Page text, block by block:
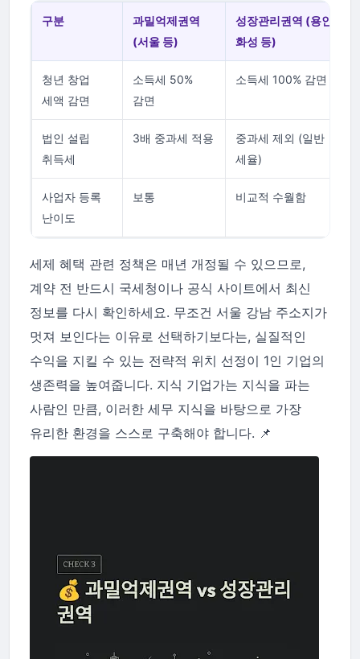
구분
과밀억제권역
(서울 등)
성장관리권역 (용인,
화성 등)
청년 창업
세액 감면
소득세 50%
감면
소득세 100% 감면
법인 설립
취득세
3배 중과세 적용
중과세 제외 (일반
세율)
사업자 등록
난이도
보통 비교적 수월함
세제 혜택 관련 정책은 매년 개정될 수 있으므로,
계약 전 반드시 국세청이나 공식 사이트에서 최신
정보를 다시 확인하세요. 무조건 서울 강남 주소지가
멋져 보인다는 이유로 선택하기보다는, 실질적인
수익을 지킬 수 있는 전략적 위치 선정이 1인 기업의
생존력을 높여줍니다. 지식 기업가는 지식을 파는
사람인 만큼, 이러한 세무 지식을 바탕으로 가장
유리한 환경을 스스로 구축해야 합니다. 📌